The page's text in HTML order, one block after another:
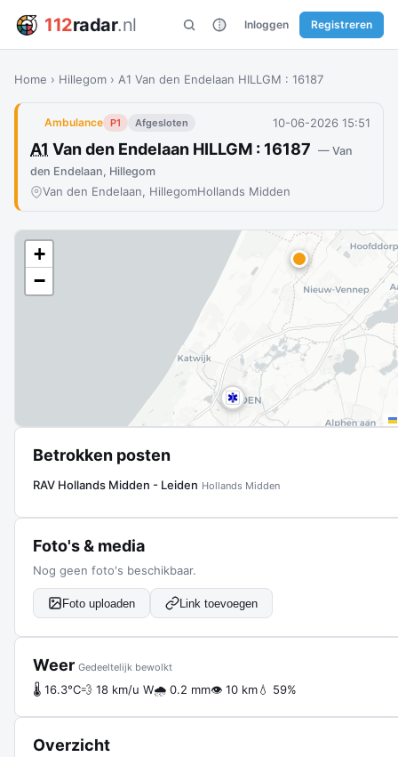
112radar.nl Inloggen Registreren
Home › Hillegom › A1 Van den Endelaan HILLGM : 16187
Ambulance P1 Afgesloten 10-06-2026 15:51
A1 Van den Endelaan HILLGM : 16187 — Van
den Endelaan, Hillegom
Van den Endelaan, HillegomHollands Midden
+
−
Betrokken posten
RAV Hollands Midden - Leiden Hollands Midden
Foto's & media
Nog geen foto's beschikbaar.
Foto uploaden Link toevoegen
Weer Gedeeltelijk bewolkt
🌡 16.3°C💨 18 km/u W🌧 0.2 mm👁 10 km💧 59%
Overzicht